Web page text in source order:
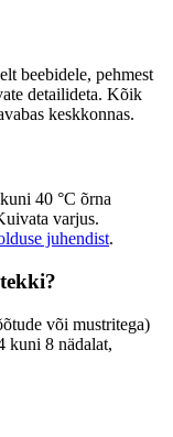
beebidele, pehmest
detailideta. Kõik
keskkonnas.
40 °C õrna
varjus.
juhendist.
või mustritega)
kuni 8 nädalat,